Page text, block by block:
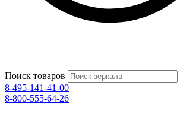
Поиск товаров
8-495-141-41-00
8-800-555-64-26